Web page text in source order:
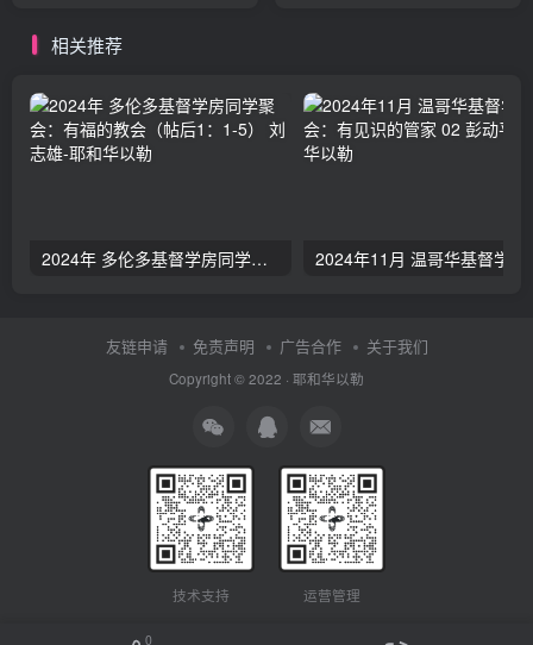
相关推荐
2024年 多伦多基督学房同学聚会：有福的教会（帖后1：1-5） 刘志雄
友链申请 免责声明 广告合作 关于我们
Copyright © 2022 · 耶和华以勒
技术支持 运营管理
0